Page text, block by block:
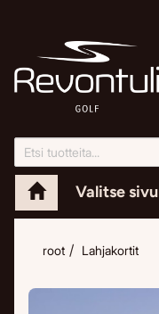
Valitse sivu
root Lahjakortit